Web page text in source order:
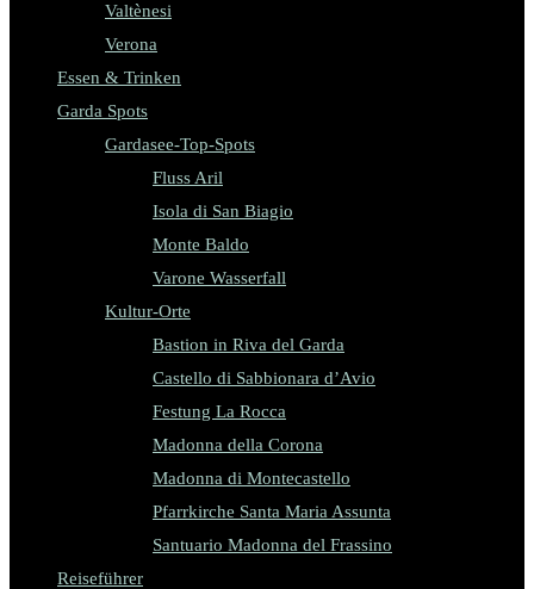
Valtènesi
Verona
Essen & Trinken
Garda Spots
Gardasee-Top-Spots
Fluss Aril
Isola di San Biagio
Monte Baldo
Varone Wasserfall
Kultur-Orte
Bastion in Riva del Garda
Castello di Sabbionara d’Avio
Festung La Rocca
Madonna della Corona
Madonna di Montecastello
Pfarrkirche Santa Maria Assunta
Santuario Madonna del Frassino
Reiseführer